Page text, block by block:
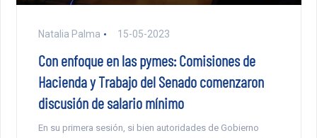
Natalia Palma 15-05-2023
Con enfoque en las pymes: Comisiones de
Hacienda y Trabajo del Senado comenzaron
discusión de salario mínimo
En su primera sesión, si bien autoridades de Gobierno